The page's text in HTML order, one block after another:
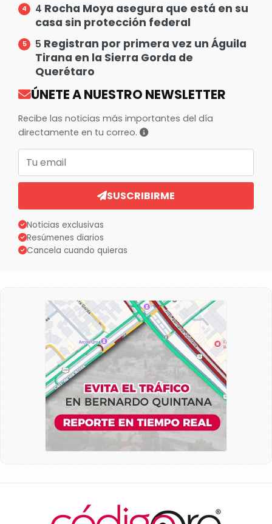
4 Rocha Moya asegura que está en su
casa sin protección federal
5 Registran por primera vez un Águila
Tirana en la Sierra Gorda de
Querétaro
ÚNETE A NUESTRO NEWSLETTER
Recibe las noticias más importantes del día
directamente en tu correo.
Correo electrónico
SUSCRIBIRME
Noticias exclusivas
Resúmenes diarios
Cancela cuando quieras